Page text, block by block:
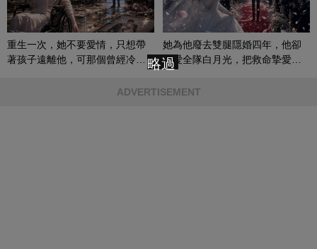
重生一次，她不要愛情，只想帶
著孩子遠離他，可那個曾經冷漠
她為他廢去雙腿隱婚四年，他卻
偏愛全隊白月光，把救命摯愛當
ADVERTISEMENT
略過